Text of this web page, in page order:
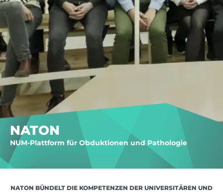
NATON
NUM-Plattform für Obduktionen und Pathologie
NATON BÜNDELT DIE KOMPETENZEN DER UNIVERSITÄREN UND